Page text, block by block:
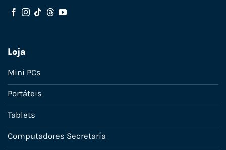
Loja
Mini PCs
Portáteis
Tablets
Computadores Secretaría